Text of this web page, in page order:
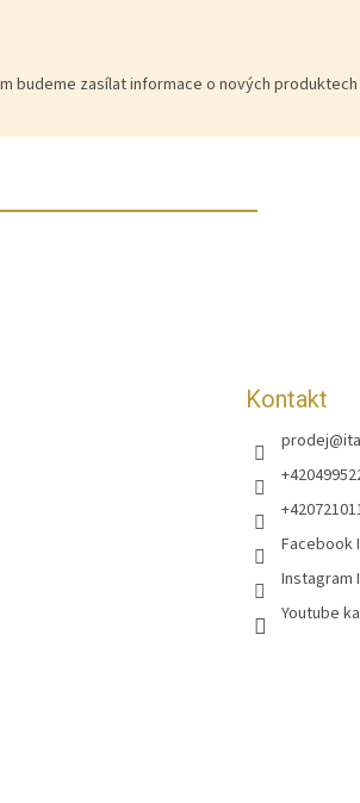
budeme zasílat informace o nových
Kontakt
prodej@
Facebook
Instagram
Youtube